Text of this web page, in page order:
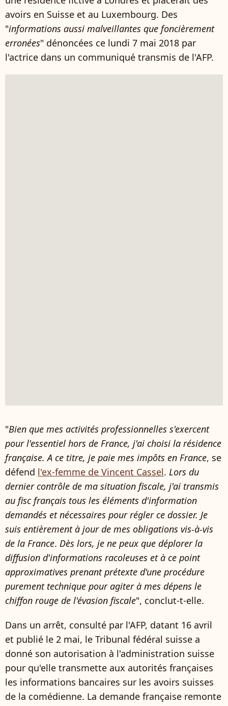
avoirs en Suisse et au Luxembourg. Des
"informations aussi malveillantes que foncièrement
erronées" dénoncées ce lundi 7 mai 2018 par
l'actrice dans un communiqué transmis de l'AFP.
"Bien que mes activités professionnelles s'exercent
pour l'essentiel hors de France, j'ai choisi la résidence
française. A ce titre, je paie mes impôts en France, se
défend l'ex-femme de Vincent Cassel. Lors du
dernier contrôle de ma situation fiscale, j'ai transmis
au fisc français tous les éléments d'information
demandés et nécessaires pour régler ce dossier. Je
suis entièrement à jour de mes obligations vis-à-vis
de la France. Dès lors, je ne peux que déplorer la
diffusion d'informations racoleuses et à ce point
approximatives prenant prétexte d'une procédure
purement technique pour agiter à mes dépens le
chiffon rouge de l'évasion fiscale", conclut-t-elle.
Dans un arrêt, consulté par l'AFP, datant 16 avril
et publié le 2 mai, le Tribunal fédéral suisse a
donné son autorisation à l'administration suisse
pour qu'elle transmette aux autorités françaises
les informations bancaires sur les avoirs suisses
de la comédienne. La demande française remonte